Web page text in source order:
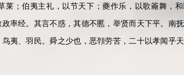
；伯夷主礼，以节天下；夔作乐，以歌籥舞，
率经。其言不惑，其德不慝，举贤而天下平。南
夷、羽民。舜之少也，恶顇劳苦，二十以孝闻乎